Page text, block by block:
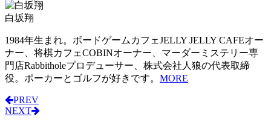
白坂翔
1984年生まれ。ボードゲームカフェJELLY JELLY CAFEオー
ナー、将棋カフェCOBINオーナー、マーダーミステリー専
門店Rabbitholeプロデューサー、株式会社人狼の代表取締
役。ポーカーとゴルフが好きです。 MORE
PREV
NEXT